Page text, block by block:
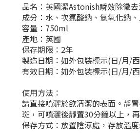
品名：英國潔Astonish瞬效除黴
成分：水、次氯酸鈉、氫氧化鈉
容量：750ml
產地：英國
保存期限：2年
製造日期：如外包裝標示(日/月/
有效日期：如外包裝標示(日/月/
使用方法：
請直接噴灑於欲清潔的表面。靜
斑，可噴灑後靜置30分鐘以上，
保存方式：放置陰涼處，存放溫